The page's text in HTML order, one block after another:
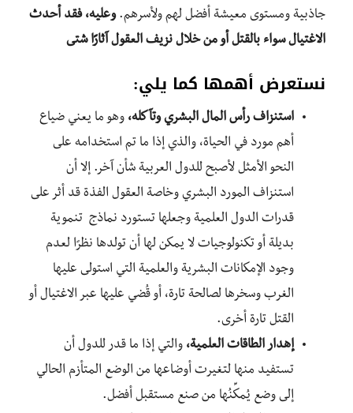
جاذبية ومستوى معيشة أفضل لهم ولأسرهم. وعليه، فقد أحدث
الاغتيال سواء بالقتل أو من خلال نزيف العقول آثارًا شتى
نستعرض أهمها كما يلي:
استنزاف رأس المال البشري وتآكله، وهو ما يعني ضياع
أهم مورد في الحياة، والذي إذا ما تم استخدامه على
النحو الأمثل لأصبح للدول العربية شأن آخر. إلا أن
استنزاف المورد البشري وخاصة العقول الفذة قد أثر على
قدرات الدول العلمية وجعلها تستورد نماذج تنموية
بديلة أو تكنولوجيات لا يمكن لها أن تولدها نظرًا لعدم
وجود الإمكانات البشرية والعلمية التي استولى عليها
الغرب وسخرها لصالحة تارة، أو قُضي عليها عبر الاغتيال أو
القتل تارة أخرى.
إهدار الطاقات العلمية، والتي إذا ما قدر للدول أن
تستفيد منها لتغيرت أوضاعها من الوضع المتأزم الحالي
إلى وضع يُمكِّنُها من صنع مستقبل أفضل.